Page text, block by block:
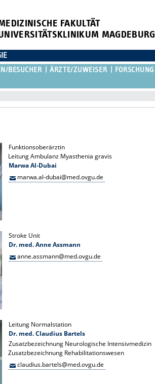
FAKULTÄT
BESUCHER ÄRZTE/ZUWEISER FORSCHUNG
Funktionsoberärztin
Leitung Ambulanz Myasthenia gravis
Marwa Al-Dubai
marwa.al-dubai@med.ovgu.de
Stroke Unit
Dr. med. Anne Assmann
anne.assmann@med.ovgu.de
Leitung Normalstation
Dr. med. Claudius Bartels
Zusatzbezeichnung Neurologische Intensivmedizin
Zusatzbezeichnung Rehabilitationswesen
claudius.bartels@med.ovgu.de